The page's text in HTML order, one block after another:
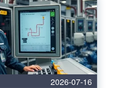
2026-07-16